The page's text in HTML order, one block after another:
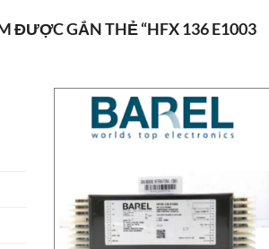
ĐƯỢC GẮN THẺ “HFX 136 E1003